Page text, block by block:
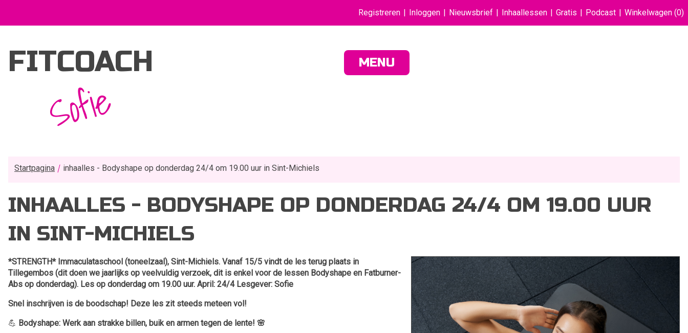
Registreren Inloggen Nieuwsbrief Inhaallessen Gratis Podcast Winkelwagen (0)
FITCOACH
Sofie
MENU
Startpagina inhaalles - Bodyshape op donderdag 24/4 om 19.00 uur in Sint-Michiels
INHAALLES - BODYSHAPE OP DONDERDAG 24/4 OM 19.00 UUR
IN SINT-MICHIELS
*STRENGTH* Immaculataschool (toneelzaal), Sint-Michiels. Vanaf 15/5 vindt de les terug plaats in
Tillegembos (dit doen we jaarlijks op veelvuldig verzoek, dit is enkel voor de lessen Bodyshape en Fatburner-
Abs op donderdag). Les op donderdag om 19.00 uur. April: 24/4 Lesgever: Sofie
Snel inschrijven is de boodschap! Deze les zit steeds meteen vol!
💪 Bodyshape: Werk aan strakke billen, buik en armen tegen de lente! 🌸